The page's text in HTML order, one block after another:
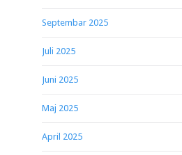
Septembar 2025
Juli 2025
Juni 2025
Maj 2025
April 2025